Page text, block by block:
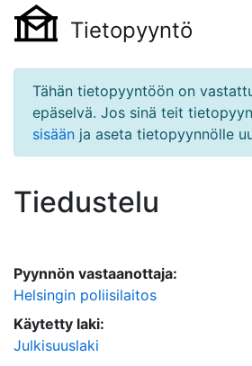
Tietopyyntö
Tähän tietopyyntöön on
epäselvä. Jos sinä teit
sisään ja aseta tietopyynnölle
Tiedustelu
Pyynnön vastaanottaja:
Helsingin poliisilaitos
Käytetty laki:
Julkisuuslaki